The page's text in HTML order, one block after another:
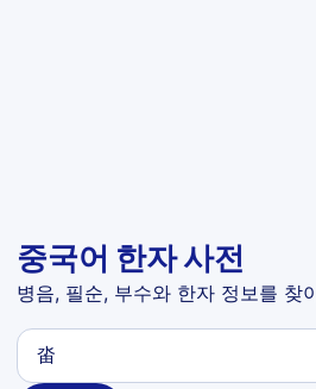
중국어 한자 사전
병음, 필순, 부수와 한자 정보를 찾